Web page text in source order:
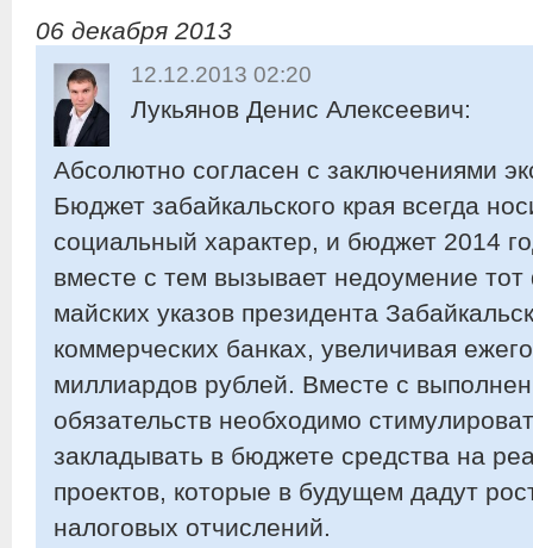
06 декабря 2013
12.12.2013 02:20
Лукьянов Денис Алексеевич:
Абсолютно согласен с заключениями
Бюджет забайкальского края всегда
социальный характер, и бюджет 2014
вместе с тем вызывает недоумение
майских указов президента
коммерческих банках, увеличивая
миллиардов рублей. Вместе с
обязательств необходимо
закладывать в бюджете средства на
проектов, которые в будущем дадут
налоговых отчислений.